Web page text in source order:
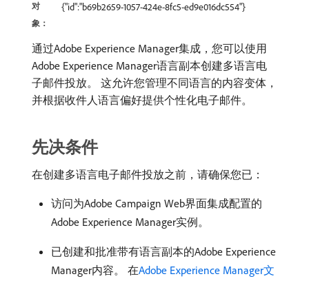
对
象：
{"id":"b69b2659-1057-424e-8fc5-ed9e016dc554"}
通过Adobe Experience Manager集成，您可以使用
Adobe Experience Manager语言副本创建多语言电
子邮件投放。 这允许您管理不同语言的内容变体，
并根据收件人语言偏好提供个性化电子邮件。
先决条件
在创建多语言电子邮件投放之前，请确保您已：
访问为Adobe Campaign Web界面集成配置的
Adobe Experience Manager实例。
已创建和批准带有语言副本的Adobe Experience
Manager内容。 在Adobe Experience Manager文